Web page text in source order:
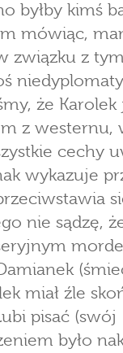
byłby kimś
mówiąc,
związku z
że Karolek
z westernu,
cechy
wykazuje
nie sądzę,
miał źle
pisać (swój
było